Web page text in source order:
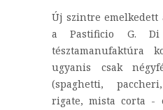
Új szintre emelkedett
a Pastificio G.
tésztamanufaktúra
ugyanis csak
(spaghetti,
rigate, mista corta -